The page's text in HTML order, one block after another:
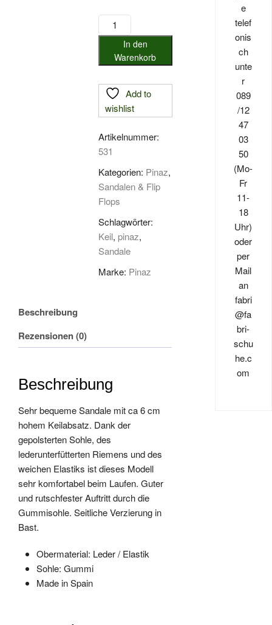
Pinaz
Sandale
hohem
Menge
In den
Warenkorb
Add to
wishlist
Artikelnummer:
531
Kategorien: Pinaz,
Sandalen & Flip
Flops
Schlagwörter:
Keil, pinaz,
Sandale
Marke: Pinaz
Beschreibung
Rezensionen (0)
Beschreibung
Sehr bequeme Sandale mit ca 6 cm
hohem Keilabsatz. Dank der
gepolsterten Sohle, des
lederunterfütterten Riemens und des
weichen Elastiks ist dieses Modell
sehr komfortabel beim Laufen. Guter
und rutschfester Auftritt durch die
Gummisohle. Seitliche Verzierung in
Bast.
Obermaterial: Leder / Elastik
Sohle: Gummi
Made in Spain
e
telef
onis
ch
unte
r
089
/12
47
03
50
(Mo-
Fr
11-
18
Uhr)
oder
per
Mail
an
fabri
@fa
bri-
schu
he.c
om